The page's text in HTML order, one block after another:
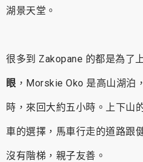
湖景天堂。
很多到 Zakopane 的都是為了
眼 ，Morskie Oko 是高山湖泊
時，來回大約五小時。上下山
車的選擇，馬車行走的道路跟
沒有階梯，親子友善。